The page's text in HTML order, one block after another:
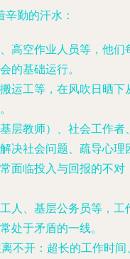
勤的汗水：
高空作业人员等，他们
的基础运行。
运工等，在风吹日晒下
层教师）、社会工作者
决社会问题、疏导心理
面临投入与回报的不对
人、基层公务员等，工
处于矛盾的一线。
不开： 超长的工作时间